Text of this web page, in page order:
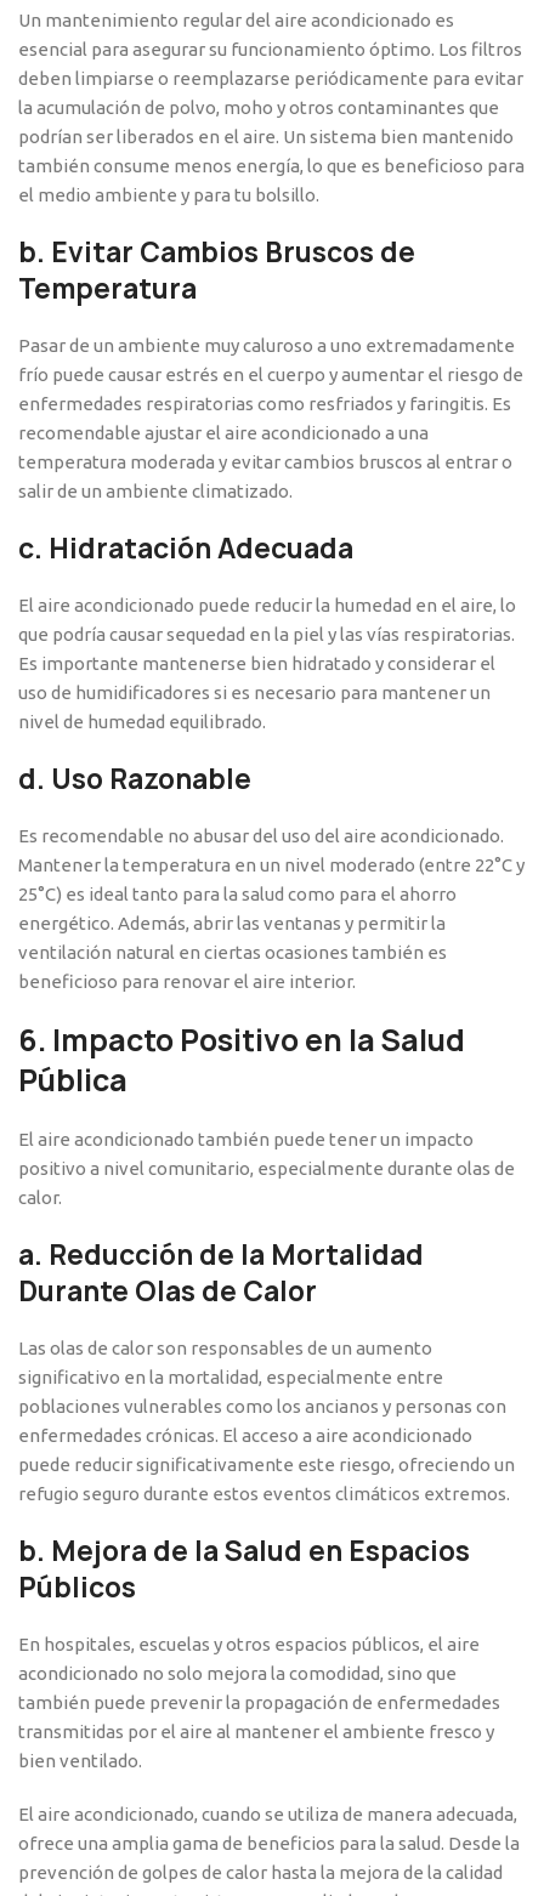
Un mantenimiento regular del aire acondicionado es
esencial para asegurar su funcionamiento óptimo. Los filtros
deben limpiarse o reemplazarse periódicamente para evitar
la acumulación de polvo, moho y otros contaminantes que
podrían ser liberados en el aire. Un sistema bien mantenido
también consume menos energía, lo que es beneficioso para
el medio ambiente y para tu bolsillo.
b. Evitar Cambios Bruscos de
Temperatura
Pasar de un ambiente muy caluroso a uno extremadamente
frío puede causar estrés en el cuerpo y aumentar el riesgo de
enfermedades respiratorias como resfriados y faringitis. Es
recomendable ajustar el aire acondicionado a una
temperatura moderada y evitar cambios bruscos al entrar o
salir de un ambiente climatizado.
c. Hidratación Adecuada
El aire acondicionado puede reducir la humedad en el aire, lo
que podría causar sequedad en la piel y las vías respiratorias.
Es importante mantenerse bien hidratado y considerar el
uso de humidificadores si es necesario para mantener un
nivel de humedad equilibrado.
d. Uso Razonable
Es recomendable no abusar del uso del aire acondicionado.
Mantener la temperatura en un nivel moderado (entre 22°C y
25°C) es ideal tanto para la salud como para el ahorro
energético. Además, abrir las ventanas y permitir la
ventilación natural en ciertas ocasiones también es
beneficioso para renovar el aire interior.
6. Impacto Positivo en la Salud
Pública
El aire acondicionado también puede tener un impacto
positivo a nivel comunitario, especialmente durante olas de
calor.
a. Reducción de la Mortalidad
Durante Olas de Calor
Las olas de calor son responsables de un aumento
significativo en la mortalidad, especialmente entre
poblaciones vulnerables como los ancianos y personas con
enfermedades crónicas. El acceso a aire acondicionado
puede reducir significativamente este riesgo, ofreciendo un
refugio seguro durante estos eventos climáticos extremos.
b. Mejora de la Salud en Espacios
Públicos
En hospitales, escuelas y otros espacios públicos, el aire
acondicionado no solo mejora la comodidad, sino que
también puede prevenir la propagación de enfermedades
transmitidas por el aire al mantener el ambiente fresco y
bien ventilado.
El aire acondicionado, cuando se utiliza de manera adecuada,
ofrece una amplia gama de beneficios para la salud. Desde la
prevención de golpes de calor hasta la mejora de la calidad